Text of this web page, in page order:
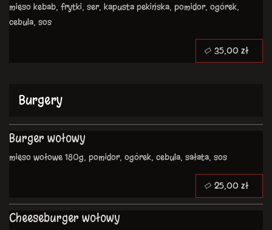
mięso kebab, frytki, ser, kapusta pekińska, pomidor, ogórek,
cebula, sos
Burgery
Burger wołowy
mięso wołowe 180g, pomidor, ogórek, cebula, sałata, sos
Cheeseburger wołowy